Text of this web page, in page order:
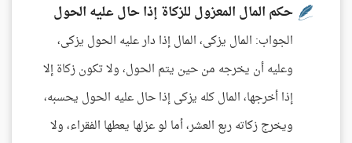
حكم المال المعزول للزكاة إذا حال عليه الحول
الجواب: المال يزكى، المال إذا دار عليه الحول يزكى،
وعليه أن يخرجه من حين يتم الحول، ولا تكون زكاة إلا
إذا أخرجها، المال كله يزكى إذا حال عليه الحول يحسبه،
ويخرج زكاته ربع العشر، أما لو عزلها يعطها الفقراء، ولا